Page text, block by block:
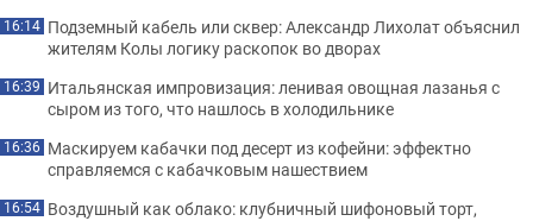
16:14 Подземный кабель или сквер: Александр Лихолат объяснил
жителям Колы логику раскопок во дворах
16:39 Итальянская импровизация: ленивая овощная лазанья с
сыром из того, что нашлось в холодильнике
16:36 Маскируем кабачки под десерт из кофейни: эффектно
справляемся с кабачковым нашествием
16:54 Воздушный как облако: клубничный шифоновый торт,